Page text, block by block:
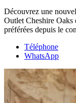
Découvrez une
Outlet Cheshire Oaks
préférées depuis le
Téléphone
WhatsApp